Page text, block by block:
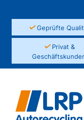
✓Geprüfte
✓Privat &